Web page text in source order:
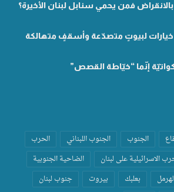
فمن يحمي سنابل لبنان الأخيرة؟
خيارات لبيوتٍ متصدّعة وأسقفٍ متهالكة
إنّما “خيّاطة القصص”
الجنوب الجنوب اللبناني
الحرب
الاسرائيلية على لبنان
الضاحية الجنوبية
بعلبك بيروت
جنوب لبنان